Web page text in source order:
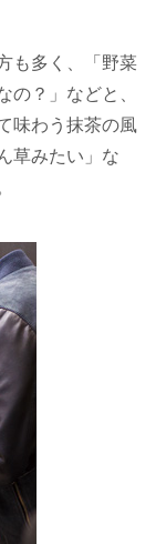
も多く、「野菜
？」などと、
味わう抹茶の風
草みたい」な